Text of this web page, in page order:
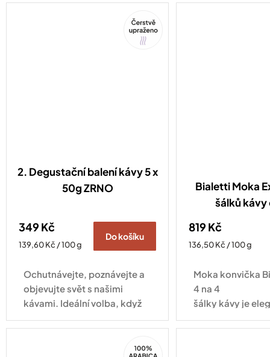
rozhodnout!
Tip
2. Degustační balení kávy 5 x
50g ZRNO
349 Kč
Měrná
139,60 Kč / 100 g
Do košíku
Ochutnávejte, poznávejte a
objevujte svět s našimi
kávami. Ideální volba, když
se nemůžete rozhodnout!
Bialetti Moka
šálků kávy
819 Kč
Měrná
136,50 Kč / 100 g
Moka konvička
4 na 4
šálky kávy je
tradičním
a v hliníkovém
Arabica